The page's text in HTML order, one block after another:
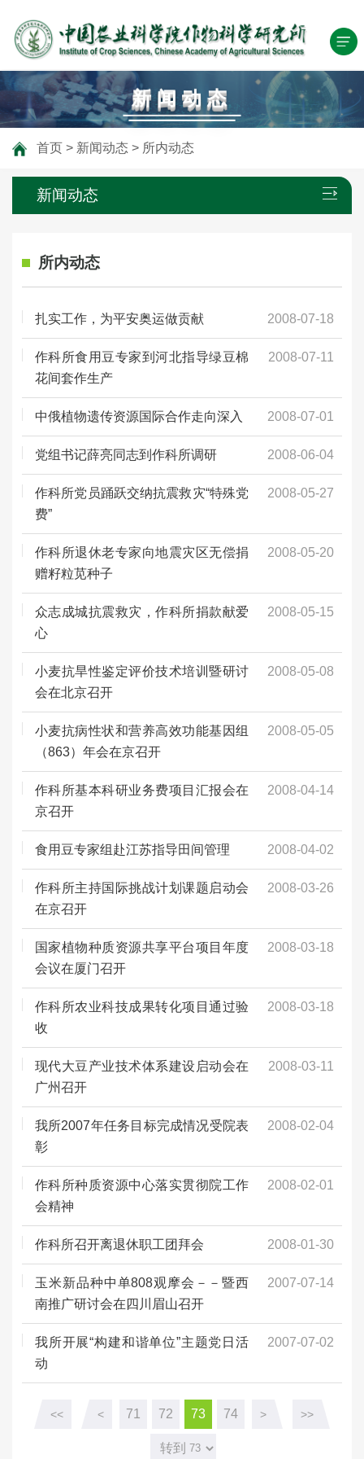
新闻动态
首页 > 新闻动态 > 所内动态
新闻动态
所内动态
扎实工作，为平安奥运做贡献 2008-07-18
作科所食用豆专家到河北指导绿豆棉
花间套作生产
2008-07-11
中俄植物遗传资源国际合作走向深入 2008-07-01
党组书记薛亮同志到作科所调研 2008-06-04
作科所党员踊跃交纳抗震救灾“特殊党
费”
2008-05-27
作科所退休老专家向地震灾区无偿捐
赠籽粒苋种子
2008-05-20
众志成城抗震救灾，作科所捐款献爱
心
2008-05-15
小麦抗旱性鉴定评价技术培训暨研讨
会在北京召开
2008-05-08
小麦抗病性状和营养高效功能基因组
（863）年会在京召开
2008-05-05
作科所基本科研业务费项目汇报会在
京召开
2008-04-14
食用豆专家组赴江苏指导田间管理 2008-04-02
作科所主持国际挑战计划课题启动会
在京召开
2008-03-26
国家植物种质资源共享平台项目年度
会议在厦门召开
2008-03-18
作科所农业科技成果转化项目通过验
收
2008-03-18
现代大豆产业技术体系建设启动会在
广州召开
2008-03-11
我所2007年任务目标完成情况受院表
彰
2008-02-04
作科所种质资源中心落实贯彻院工作
会精神
2008-02-01
作科所召开离退休职工团拜会 2008-01-30
玉米新品种中单808观摩会－－暨西
南推广研讨会在四川眉山召开
2007-07-14
我所开展“构建和谐单位”主题党日活
动
2007-07-02
<< < 71 72 73 74 > >>
转到